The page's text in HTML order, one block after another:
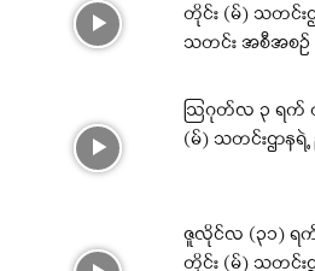
တိုင်း (မ်) သတင်း
သတင်း အစီအစဉ်
ဩဂုတ်လ ၃ ရက် တ
(မ်) သတင်းဌာန
ဇူလိုင်လ (၃၁) ရ
တိုင်း (မ်) သတင်း